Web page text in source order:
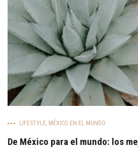
LIFESTYLE, MÉXICO EN EL MUNDO
De México para el mundo: los